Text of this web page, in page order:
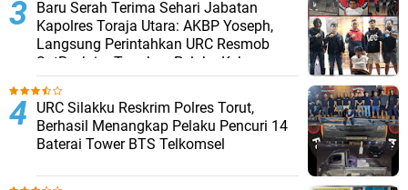
Baru Serah Terima Sehari Jabatan
Kapolres Toraja Utara: AKBP Yoseph,
Langsung Perintahkan URC Resmob
SatReskrim Tangkap Pelaku Kekerasan
Seksual Anak Di Bawah Umur
URC Silakku Reskrim Polres Torut,
Berhasil Menangkap Pelaku Pencuri 14
Baterai Tower BTS Telkomsel